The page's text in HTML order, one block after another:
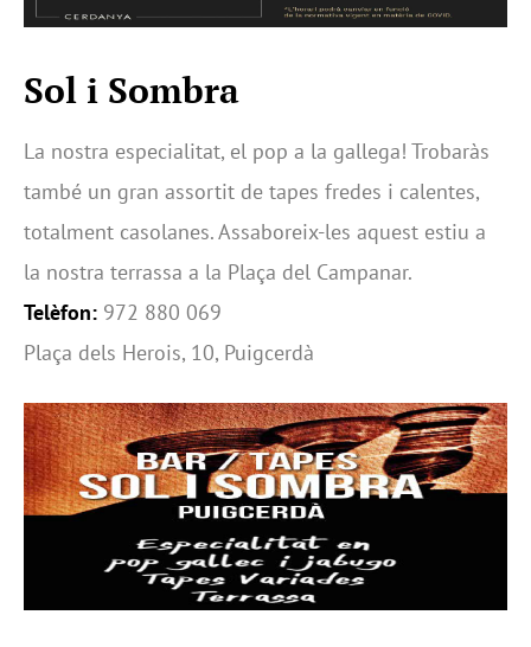
Sol i Sombra
La nostra especialitat, el pop a la gallega! Trobaràs
també un gran assortit de tapes fredes i calentes,
totalment casolanes. Assaboreix-les aquest estiu a
la nostra terrassa a la Plaça del Campanar.
Telèfon: 972 880 069
Plaça dels Herois, 10, Puigcerdà